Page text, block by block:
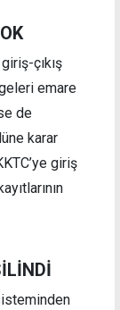
çıkış
emare
de
karar
giriş